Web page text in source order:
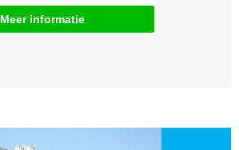
Meer informatie